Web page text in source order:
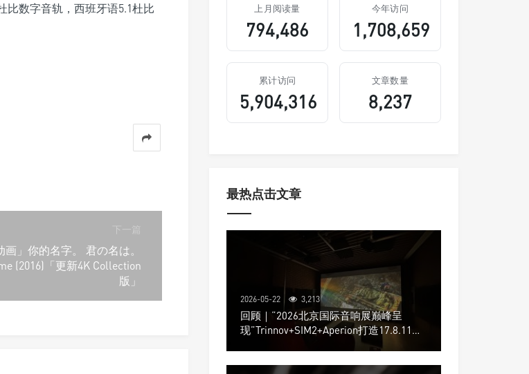
比数字音轨，西班牙语5.1杜比
下一篇
画」你的名字。 君の名は。
(2016)「更新4K Collection
版」
上月阅读量
794,486
今年访问
1,708,659
累计访问
5,904,316
文章数量
8,237
最热点击文章
2026-05-22 3,213
回顾｜“2026北京国际音响展巅峰呈
现”Trinnov+SIM2+Aperion打造17.8.11声